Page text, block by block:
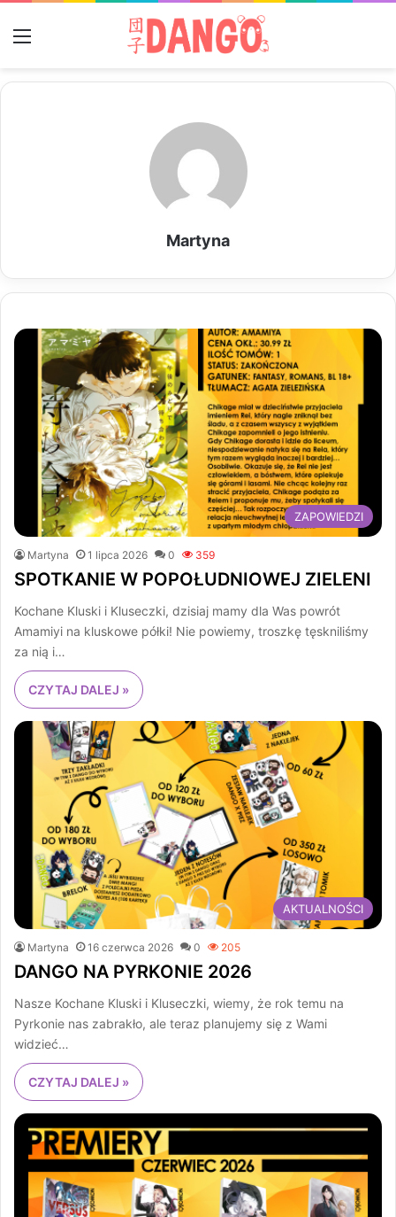
Martyna
ZAPOWIEDZI
Martyna 1 lipca 2026 0 359
SPOTKANIE W POPOŁUDNIOWEJ ZIELENI
Kochane Kluski i Kluseczki, dzisiaj mamy dla Was powrót
Amamiyi na kluskowe półki! Nie powiemy, troszkę tęskniliśmy
za nią i…
CZYTAJ DALEJ »
AKTUALNOŚCI
Martyna 16 czerwca 2026 0 205
DANGO NA PYRKONIE 2026
Nasze Kochane Kluski i Kluseczki, wiemy, że rok temu na
Pyrkonie nas zabrakło, ale teraz planujemy się z Wami
widzieć…
CZYTAJ DALEJ »